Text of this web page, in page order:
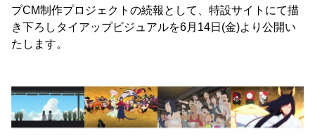
プCM制作プロジェクトの続報として、特設サイトにて描
き下ろしタイアップビジュアルを6月14日(金)より公開い
たします。